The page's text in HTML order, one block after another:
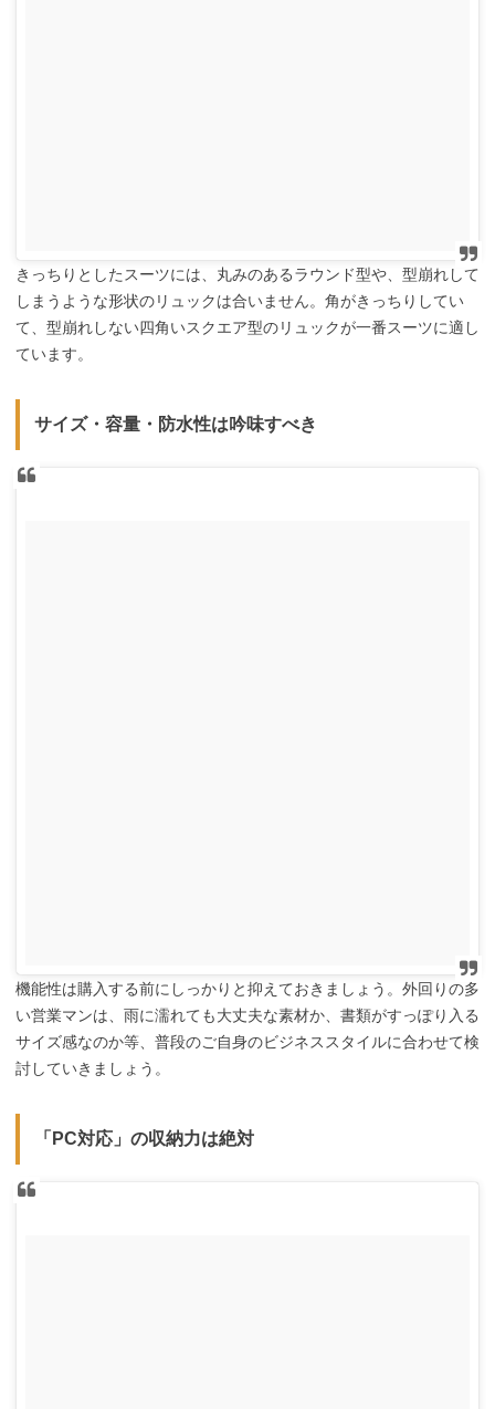
きっちりとしたスーツには、丸みのあるラウンド型や、型崩れして
しまうような形状のリュックは合いません。角がきっちりしてい
て、型崩れしない四角いスクエア型のリュックが一番スーツに適し
ています。
サイズ・容量・防水性は吟味すべき
機能性は購入する前にしっかりと抑えておきましょう。外回りの多
い営業マンは、雨に濡れても大丈夫な素材か、書類がすっぽり入る
サイズ感なのか等、普段のご自身のビジネススタイルに合わせて検
討していきましょう。
「PC対応」の収納力は絶対